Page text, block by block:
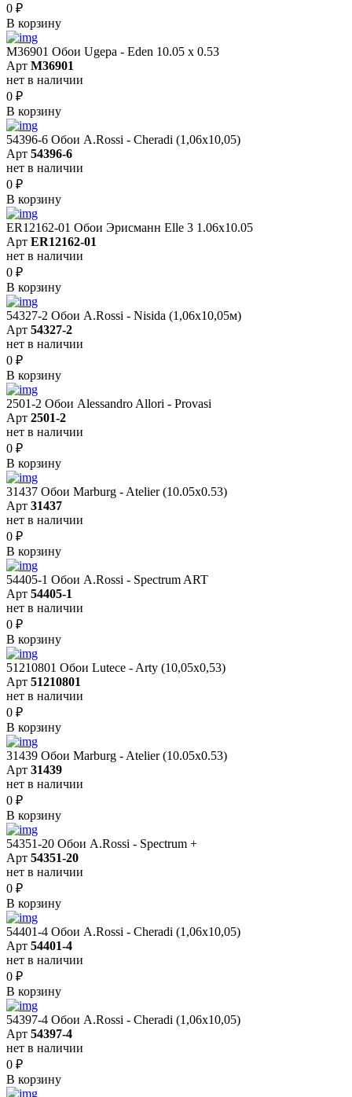
0 ₽
В корзину
M36901 Обои Ugepa - Eden 10.05 х 0.53
Арт M36901
нет в наличии
0 ₽
В корзину
54396-6 Обои A.Rossi - Cheradi (1,06x10,05)
Арт 54396-6
нет в наличии
0 ₽
В корзину
ER12162-01 Обои Эрисманн Elle 3 1.06x10.05
Арт ER12162-01
нет в наличии
0 ₽
В корзину
54327-2 Обои A.Rossi - Nisida (1,06x10,05м)
Арт 54327-2
нет в наличии
0 ₽
В корзину
2501-2 Обои Alessandro Allori - Provasi
Арт 2501-2
нет в наличии
0 ₽
В корзину
31437 Обои Marburg - Atelier (10.05х0.53)
Арт 31437
нет в наличии
0 ₽
В корзину
54405-1 Обои A.Rossi - Spectrum ART
Арт 54405-1
нет в наличии
0 ₽
В корзину
51210801 Обои Lutece - Arty (10,05x0,53)
Арт 51210801
нет в наличии
0 ₽
В корзину
31439 Обои Marburg - Atelier (10.05х0.53)
Арт 31439
нет в наличии
0 ₽
В корзину
54351-20 Обои A.Rossi - Spectrum +
Арт 54351-20
нет в наличии
0 ₽
В корзину
54401-4 Обои A.Rossi - Cheradi (1,06x10,05)
Арт 54401-4
нет в наличии
0 ₽
В корзину
54397-4 Обои A.Rossi - Cheradi (1,06x10,05)
Арт 54397-4
нет в наличии
0 ₽
В корзину